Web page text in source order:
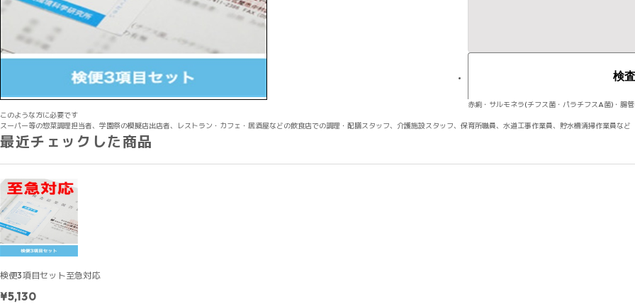
検
赤痢・サルモネラ(チフス菌・パラチフスA菌)・腸
このような方に必要です
スーパー等の惣菜調理担当者、学園祭の模擬店出店者、レストラン・カフェ・居酒屋などの飲食店での調理・配膳スタッフ、介護施設スタッフ、保育所職員、水道工事作業員、貯水槽清掃作業員など
最近チェックした商品
検便3項目セット至急対応
¥5,130